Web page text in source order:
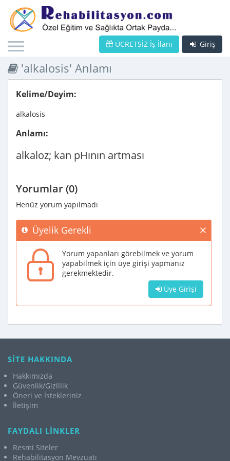
Giriş
ÜCRETSİZ İş İlanı
'alkalosis' Anlamı
Kelime/Deyim:
alkalosis
Anlamı:
alkaloz; kan pHının artması
Yorumlar (0)
Henüz yorum yapılmadı
Üyelik Gerekli
Yorum yapanları görebilmek ve yorum
yapabilmek için üye girişi yapmanız
gerekmektedir.
Üye Girişi
SİTE HAKKINDA
Hakkımızda
Güvenlik/Gizlilik
Öneri ve İstekleriniz
İletişim
FAYDALI LİNKLER
Resmi Siteler
Rehabilitasyon Mevzuatı